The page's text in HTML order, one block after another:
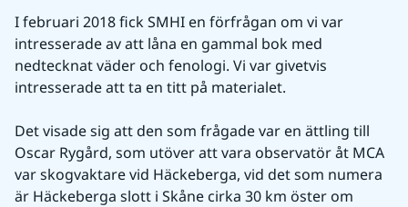
I februari 2018 fick SMHI en förfrågan om vi var
intresserade av att låna en gammal bok med
nedtecknat väder och fenologi. Vi var givetvis
intresserade att ta en titt på materialet.
Det visade sig att den som frågade var en ättling till
Oscar Rygård, som utöver att vara observatör åt MCA
var skogvaktare vid Häckeberga, vid det som numera
är Häckeberga slott i Skåne cirka 30 km öster om